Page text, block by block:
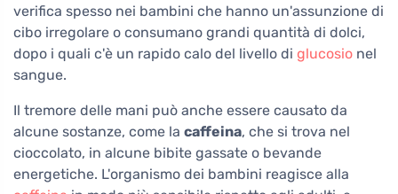
verifica spesso nei bambini che hanno un'assunzione di
cibo irregolare o consumano grandi quantità di dolci,
dopo i quali c'è un rapido calo del livello di glucosio nel
sangue.
Il tremore delle mani può anche essere causato da
alcune sostanze, come la caffeina, che si trova nel
cioccolato, in alcune bibite gassate o bevande
energetiche. L'organismo dei bambini reagisce alla